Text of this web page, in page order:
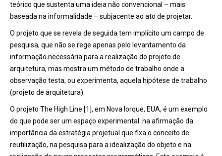
teórico que sustenta uma ideia não convencional – mais
baseada na informalidade – subjacente ao ato de projetar.
O projeto que se revela de seguida tem implícito um campo de
pesquisa, que não se rege apenas pelo levantamento da
informação necessária para a realização do projeto de
arquitetura, mas mostra um método de trabalho onde a
observação testa, ou experimenta, aquela hipótese de trabalho
(projeto de arquitetura).
O projeto The High Line [1], em Nova Iorque, EUA, é um exemplo
do que pode ser um espaço experimental: na afirmação da
importância da estratégia projetual que fixa o conceito de
reutilização, na pesquisa para a idealização do objeto e na